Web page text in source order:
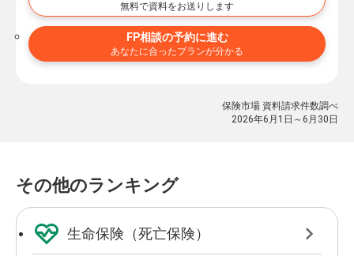
無料で資料をお送りします
FP相談の予約に進む
あなたに合ったプランが分かる
保険市場 資料請求件数調べ
2026年6月1日～6月30日
その他のランキング
生命保険（死亡保険）